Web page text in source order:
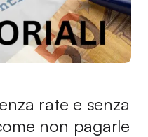
rate e senza
non pagarle